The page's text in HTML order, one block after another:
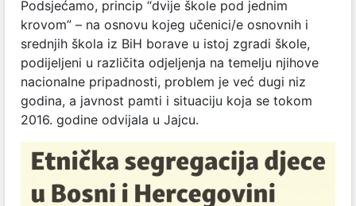
Podsjećamo, princip “dvije škole pod jednim
krovom” – na osnovu kojeg učenici/e osnovnih i
srednjih škola iz BiH borave u istoj zgradi škole,
podijeljeni u različita odjeljenja na temelju njihove
nacionalne pripadnosti, problem je već dugi niz
godina, a javnost pamti i situaciju koja se tokom
2016. godine odvijala u Jajcu.